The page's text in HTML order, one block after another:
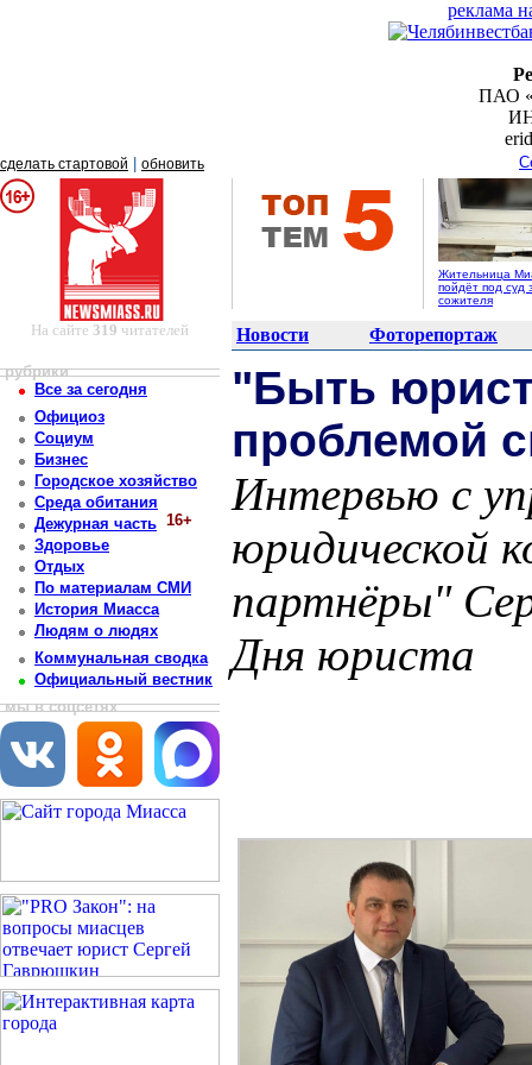
реклама
ПАО
сделать стартовой обновить
Жительница
пойдёт под суд
сожителя
На сайте 319 читателей Новости Фоторепортаж
рубрики
Все за сегодня
Официоз
Социум
Бизнес
Городское хозяйство
Среда обитания
Дежурная часть 16+
Здоровье
Отдых
По материалам СМИ
История Миасса
Людям о людях
Коммунальная сводка
Официальный вестник
мы в соцсетях
"Быть
проблемой
Интервью с
юридической
партнёры"
Дня юриста